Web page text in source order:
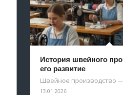
История швейного
его развитие
Швейное производство
13.01.2026